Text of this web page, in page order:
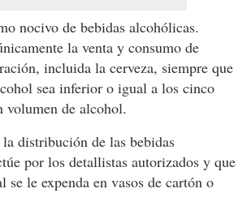
nocivo de bebidas alcohólicas.
la venta y consumo de
incluida la cerveza, siempre que
sea inferior o igual a los cinco
volumen de alcohol.
la distribución de las bebidas
por los detallistas autorizados y que
se le expenda en vasos de cartón o